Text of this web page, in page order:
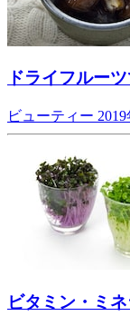
ドライフルー
ビューティー
ビタミン・ミ